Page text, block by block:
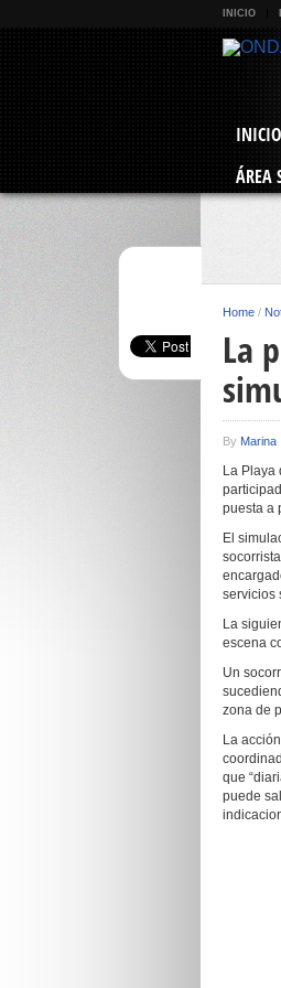
INICIO
INICIO
ÁREA
Home /
La
By Marina
La Playa
puesta a
El
servicios
La
escena
Un
zona de
La
que
puede